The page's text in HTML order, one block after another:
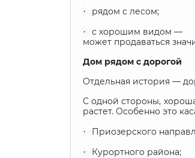
· рядом с лесом;
·
с хорошим видом —
может продаваться
Дом рядом с дорогой
Отдельная история —
С одной стороны,
растет. Особенно это
· Приозерского
· Курортного района;